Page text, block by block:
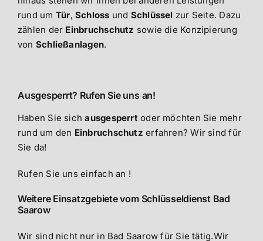
rund um Tür, Schloss und Schlüssel zur Seite. Dazu
zählen der Einbruchschutz sowie die Konzipierung
von Schließanlagen.
Ausgesperrt? Rufen Sie uns an!
Haben Sie sichausgesperrtoder möchten Sie mehr
rund um den Einbruchschutz erfahren? Wir sind für
Sie da!
Rufen Sie uns einfach an !
Weitere Einsatzgebiete vom Schlüsseldienst Bad
Saarow
Wir sind nicht nur in Bad Saarow für Sie tätig.Wir